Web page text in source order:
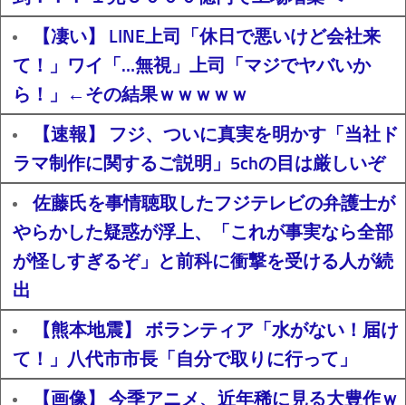
【凄い】 LINE上司「休日で悪いけど会社来
て！」ワイ「…無視」上司「マジでヤバいか
ら！」←その結果ｗｗｗｗｗ
【速報】 フジ、ついに真実を明かす「当社ド
ラマ制作に関するご説明」5chの目は厳しいぞ
佐藤氏を事情聴取したフジテレビの弁護士が
やらかした疑惑が浮上、「これが事実なら全部
が怪しすぎるぞ」と前科に衝撃を受ける人が続
出
【熊本地震】 ボランティア「水がない！届け
て！」八代市市長「自分で取りに行って」
【画像】 今季アニメ、近年稀に見る大豊作ｗ